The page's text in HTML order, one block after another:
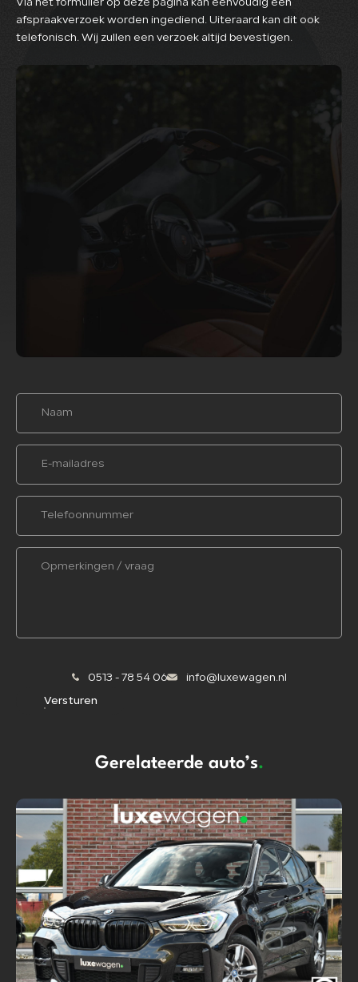
Via het formulier op deze pagina kan eenvoudig een
afspraakverzoek worden ingediend. Uiteraard kan dit ook
telefonisch. Wij zullen een verzoek altijd bevestigen.
0513 - 78 54 06
info@luxewagen.nl
Versturen
Gerelateerde auto’s.